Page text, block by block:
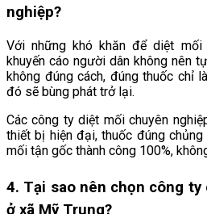
nghiệp?
Với những khó khăn để diệt
khuyến cáo người dân không nên
không đúng cách, đúng thuốc chỉ
đó sẽ bùng phát trở lại.
Các công ty diệt mối chuyên
thiết bị hiện đại, thuốc đúng
mối tận gốc thành công 100%,
4. Tại sao nên chọn công
ở xã Mỹ Trung?